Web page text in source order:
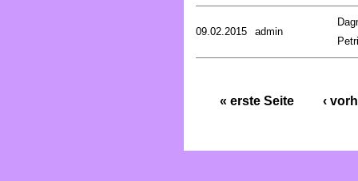
09.02.2015 admin
« erste Seite ‹